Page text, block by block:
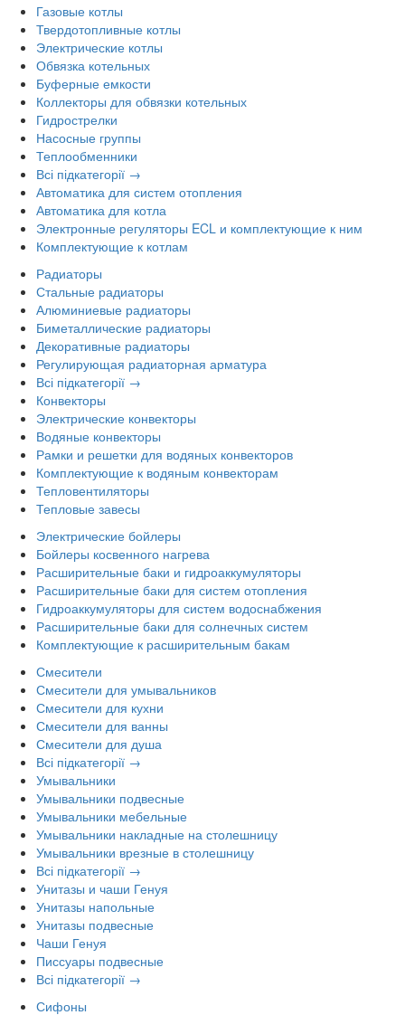
Газовые котлы
Твердотопливные котлы
Электрические котлы
Обвязка котельных
Буферные емкости
Коллекторы для обвязки котельных
Гидрострелки
Насосные группы
Теплообменники
Всі підкатегорії →
Автоматика для систем отопления
Автоматика для котла
Электронные регуляторы ECL и комплектующие к ним
Комплектующие к котлам
Радиаторы
Стальные радиаторы
Алюминиевые радиаторы
Биметаллические радиаторы
Декоративные радиаторы
Регулирующая радиаторная арматура
Всі підкатегорії →
Конвекторы
Электрические конвекторы
Водяные конвекторы
Рамки и решетки для водяных конвекторов
Комплектующие к водяным конвекторам
Тепловентиляторы
Тепловые завесы
Электрические бойлеры
Бойлеры косвенного нагрева
Расширительные баки и гидроаккумуляторы
Расширительные баки для систем отопления
Гидроаккумуляторы для систем водоснабжения
Расширительные баки для солнечных систем
Комплектующие к расширительным бакам
Смесители
Смесители для умывальников
Смесители для кухни
Смесители для ванны
Смесители для душа
Всі підкатегорії →
Умывальники
Умывальники подвесные
Умывальники мебельные
Умывальники накладные на столешницу
Умывальники врезные в столешницу
Всі підкатегорії →
Унитазы и чаши Генуя
Унитазы напольные
Унитазы подвесные
Чаши Генуя
Писсуары подвесные
Всі підкатегорії →
Сифоны